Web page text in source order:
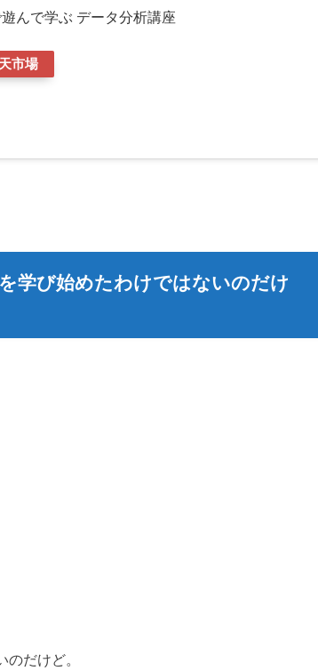
んで学ぶ データ分析講座
市場
学び始めたわけではないのだけ
だけど。